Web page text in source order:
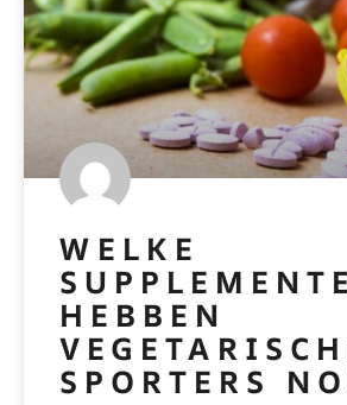
WELKE
HEBBEN
SPORTERS